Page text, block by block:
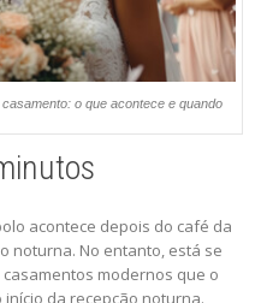
o que acontece e quando
acontece depois do café da
noturna. No entanto, está se
modernos que o
da recepção noturna.